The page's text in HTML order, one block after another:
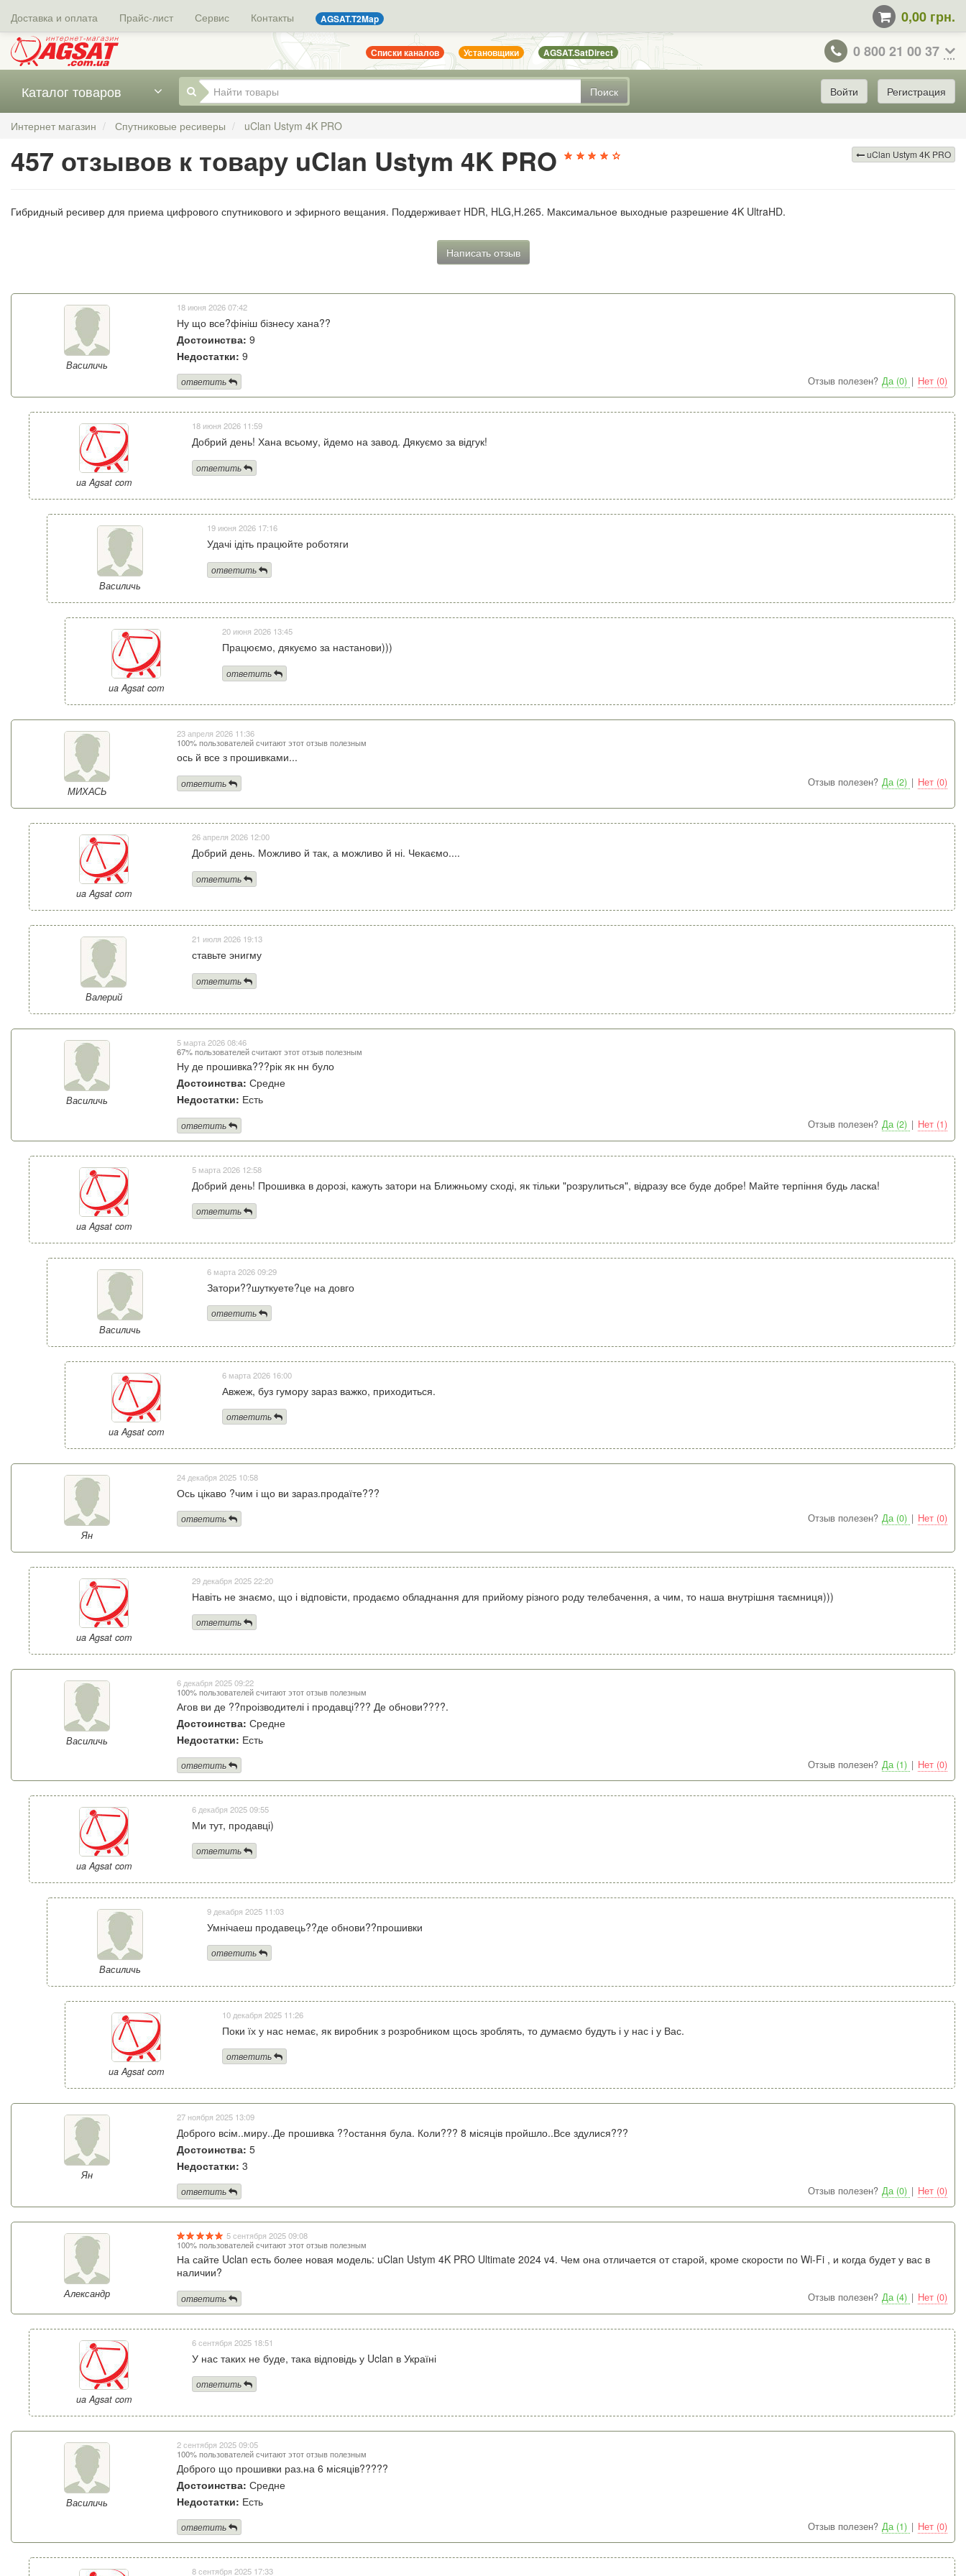
Доставка и оплата Прайс-лист Сервис Контакты AGSAT.T2Map 0,00 грн.
Списки каналов Установщики AGSAT.SatDirect 0 800 21 00 37
Поиск
Каталог товаров Войти Регистрация
Интернет магазин Спутниковые ресиверы uClan Ustym 4K PRO
uClan Ustym 4K PRO
457 отзывов к товару uClan Ustym 4K PRO
Гибридный ресивер для приема цифрового спутникового и эфирного вещания. Поддерживает HDR, HLG,H.265. Максимальное выходные разрешение 4K UltraHD.
Написать отзыв
Василичь
18 июня 2026 07:42
Ну що все?фініш бізнесу хана??
Достоинства: 9
Недостатки: 9
Отзыв полезен? Да (0) | Нет (0)
ответить
ua Agsat com
18 июня 2026 11:59
Добрий день! Хана всьому, йдемо на завод. Дякуємо за відгук!
ответить
Василичь
19 июня 2026 17:16
Удачі ідіть працюйте роботяги
ответить
ua Agsat com
20 июня 2026 13:45
Працюємо, дякуємо за настанови)))
ответить
МИХАСЬ
23 апреля 2026 11:36
100% пользователей считают этот отзыв полезным
ось й все з прошивками...
Отзыв полезен? Да (2) | Нет (0)
ответить
ua Agsat com
26 апреля 2026 12:00
Добрий день. Можливо й так, а можливо й ні. Чекаємо....
ответить
Валерий
21 июля 2026 19:13
ставьте энигму
ответить
Василичь
5 марта 2026 08:46
67% пользователей считают этот отзыв полезным
Ну де прошивка???рік як нн було
Достоинства: Средне
Недостатки: Есть
Отзыв полезен? Да (2) | Нет (1)
ответить
ua Agsat com
5 марта 2026 12:58
Добрий день! Прошивка в дорозі, кажуть затори на Ближньому сході, як тільки "розрулиться", відразу все буде добре! Майте терпіння будь ласка!
ответить
Василичь
6 марта 2026 09:29
Затори??шуткуете?це на довго
ответить
ua Agsat com
6 марта 2026 16:00
Авжеж, буз гумору зараз важко, приходиться.
ответить
Ян
24 декабря 2025 10:58
Ось цікаво ?чим і що ви зараз.продаїте???
Отзыв полезен? Да (0) | Нет (0)
ответить
ua Agsat com
29 декабря 2025 22:20
Навіть не знаємо, що і відповісти, продаємо обладнання для прийому різного роду телебачення, а чим, то наша внутрішня таємниця)))
ответить
Василичь
6 декабря 2025 09:22
100% пользователей считают этот отзыв полезным
Агов ви де ??проізводителі і продавці??? Де обнови????.
Достоинства: Средне
Недостатки: Есть
Отзыв полезен? Да (1) | Нет (0)
ответить
ua Agsat com
6 декабря 2025 09:55
Ми тут, продавці)
ответить
Василичь
9 декабря 2025 11:03
Умнічаеш продавець??де обнови??прошивки
ответить
ua Agsat com
10 декабря 2025 11:26
Поки їх у нас немає, як виробник з розробником щось зроблять, то думаємо будуть і у нас і у Вас.
ответить
Ян
27 ноября 2025 13:09
Доброго всім..миру..Де прошивка ??остання була. Коли??? 8 місяців пройшло..Все здулися???
Достоинства: 5
Недостатки: 3
Отзыв полезен? Да (0) | Нет (0)
ответить
Александр
5 сентября 2025 09:08
100% пользователей считают этот отзыв полезным
На сайте Uclan есть более новая модель: uClan Ustym 4K PRO Ultimate 2024 v4. Чем она отличается от старой, кроме скорости по Wi-Fi , и когда будет у вас в
наличии?
Отзыв полезен? Да (4) | Нет (0)
ответить
ua Agsat com
6 сентября 2025 18:51
У нас таких не буде, така відповідь у Uclan в Україні
ответить
Василичь
2 сентября 2025 09:05
100% пользователей считают этот отзыв полезным
Доброго що прошивки раз.на 6 місяців?????
Достоинства: Средне
Недостатки: Есть
Отзыв полезен? Да (1) | Нет (0)
ответить
8 сентября 2025 17:33